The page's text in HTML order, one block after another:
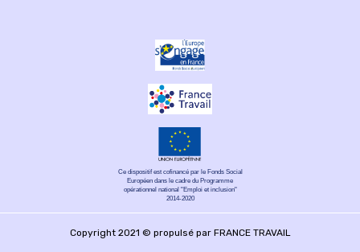
Ce dispositif est cofinancé par le Fonds Social
Européen dans le cadre du Programme
opérationnel national "Emploi et inclusion"
2014-2020
Copyright 2021 © propulsé par FRANCE TRAVAIL